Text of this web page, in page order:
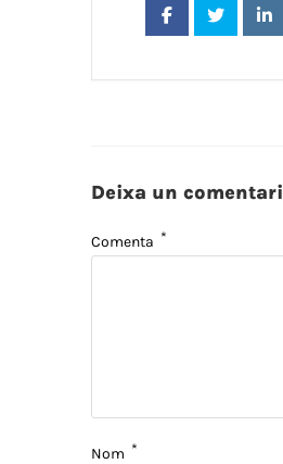
Deixa un comentari
Comenta *
Nom *